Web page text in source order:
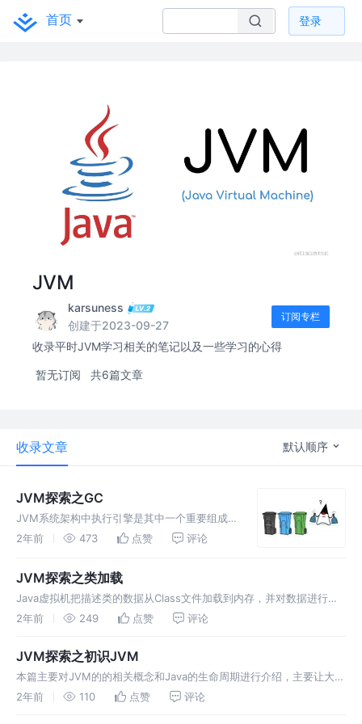
首页 登录
JVM
karsuness
创建于2023-09-27
订阅专栏
收录平时JVM学习相关的笔记以及一些学习的心得
暂无订阅 共6篇文章
收录文章 默认顺序
JVM探索之GC
JVM系统架构中执行引擎是其中一个重要组成
部分，执行引擎的作用就是将字节码指令解释或
介绍执行引擎的编译功能以及JVM的垃圾回收
执行引擎
2年前 473 点赞 评论
JVM探索之类加载
Java虚拟机把描述类的数据从Class文件加载到内存，并对数据进行校
验、转换解析和初始化，最终形成可以被虚拟机直接使用的Java类型，
2年前 249 点赞 评论
JVM探索之初识JVM
本篇主要对JVM的的相关概念和Java的生命周期进行介绍，主要让大家
对JVM的相关组件和Java在生命周期中不同阶段有一个清晰的认识
2年前 110 点赞 评论